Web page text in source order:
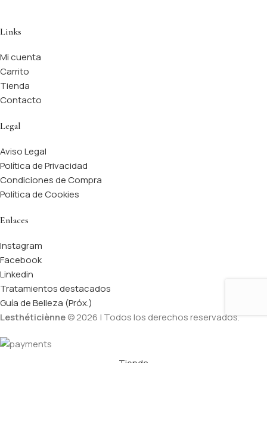
Links
Mi cuenta
Carrito
Tienda
Contacto
Legal
Aviso Legal
Política de Privacidad
Condiciones de Compra
Política de Cookies
Enlaces
Instagram
Facebook
Linkedin
Tratamientos destacados
Guía de Belleza (Próx.)
Lesthéticiènne© 2026 | Todos los derechos reservados.
Tienda